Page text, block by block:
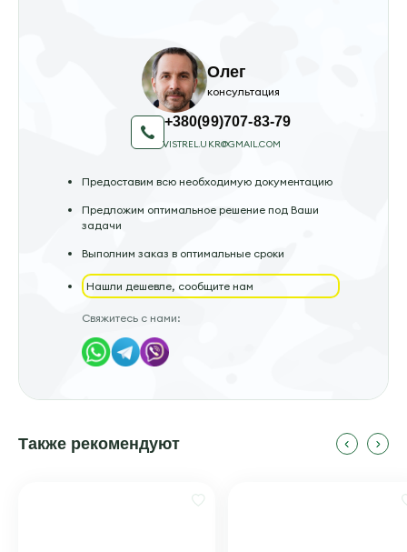
Олег
консультация
+380(99)707-83-79
VISTREL.UKR@GMAIL.COM
Предоставим всю необходимую документацию
Предложим оптимальное решение под Ваши
задачи
Выполним заказ в оптимальные сроки
Нашли дешевле, сообщите нам
Свяжитесь с нами:
Также рекомендуют